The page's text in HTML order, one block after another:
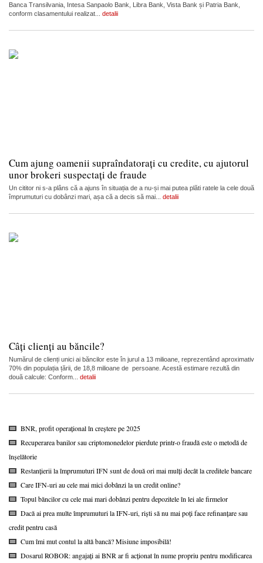
Banca Transilvania, Intesa Sanpaolo Bank, Libra Bank, Vista Bank și Patria Bank,
conform clasamentului realizat... detalii
Cum ajung oamenii supraîndatorați cu credite, cu ajutorul
unor brokeri suspectați de fraude
Un cititor ni s-a plâns că a ajuns în situația de a nu-și mai putea plăti ratele la cele două
împrumuturi cu dobânzi mari, așa că a decis să mai... detalii
Câți clienți au băncile?
Numărul de clienți unici ai băncilor este în jurul a 13 milioane, reprezentând aproximativ
70% din populația țării, de 18,8 milioane de persoane. Acestă estimare rezultă din
două calcule: Conform... detalii
BNR, profit operațional în creștere pe 2025
Recuperarea banilor sau criptomonedelor pierdute printr-o fraudă este o metodă de
înșelătorie
Restanțierii la împrumuturi IFN sunt de două ori mai mulți decât la creditele bancare
Care IFN-uri au cele mai mici dobânzi la un credit online?
Topul băncilor cu cele mai mari dobânzi pentru depozitele în lei ale firmelor
Dacă ai prea multe împrumuturi la IFN-uri, riști să nu mai poți face refinanțare sau
credit pentru casă
Cum îmi mut contul la altă bancă? Misiune imposibilă!
Dosarul ROBOR: angajați ai BNR ar fi acționat în nume propriu pentru modificarea